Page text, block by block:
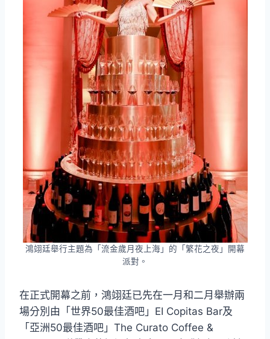
鴻翊廷舉行主題為「流金歲月夜上海」的「繁花之夜」開幕
派對。
在正式開幕之前，鴻翊廷已先在一月和二月舉辦兩
場分別由「世界50最佳酒吧」EI Copitas Bar及
「亞洲50最佳酒吧」The Curato Coffee &